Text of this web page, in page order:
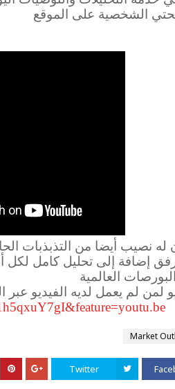
الشخصية على الموقع
له نصيب أيضا من التذبذبات
إضافة إلى تحليل كامل
العالمية
لمن لم يعمل لديه الفيديو عبر
Market
Twitter